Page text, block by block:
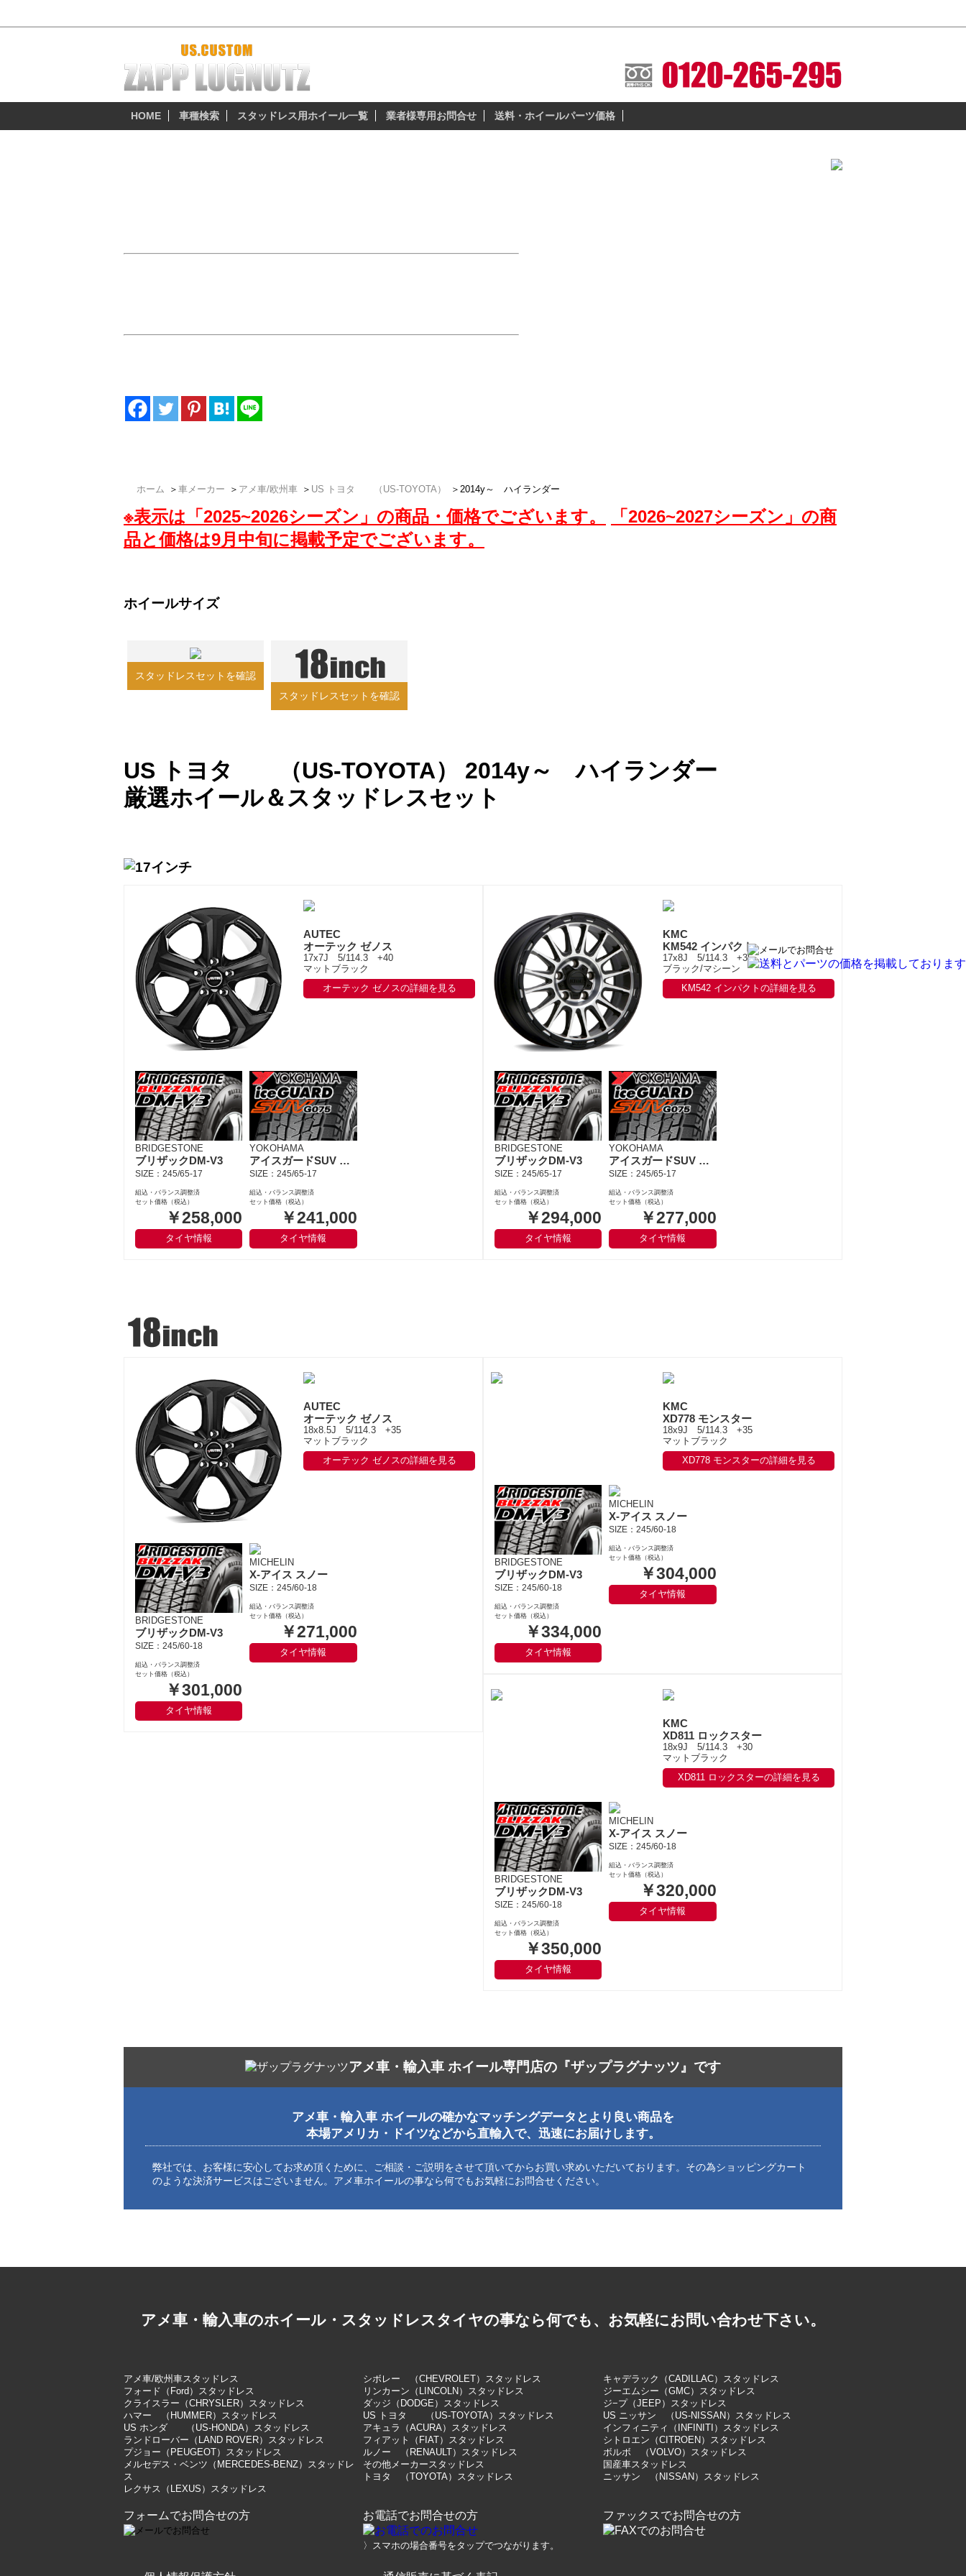
HOME 車種検索 スタッドレス用ホイール一覧 業者様専用お問合せ 送料・ホイールパーツ価格
ホーム ＞ 車メーカー ＞ アメ車/欧州車 ＞ US トヨタ （US-TOYOTA） ＞ 2014y～ ハイランダー
※表示は「2025~2026シーズン」の商品・価格でございます。
「2026~2027シーズン」の商
品と価格は9月中旬に掲載予定でございます。
ホイールサイズ
スタッドレスセットを確認
スタッドレスセットを確認
US トヨタ （US-TOYOTA） 2014y～ ハイランダー
厳選ホイール＆スタッドレスセット
AUTEC
オーテック ゼノス
17x7J 5/114.3 +40
マットブラック
オーテック ゼノスの詳細を見る
BRIDGESTONE
ブリザックDM-V3
SIZE：245/65-17
組込・バランス調整済
セット価格（税込）
￥258,000
タイヤ情報
YOKOHAMA
アイスガードSUV G075
SIZE：245/65-17
組込・バランス調整済
セット価格（税込）
￥241,000
タイヤ情報
KMC
KM542 インパクト
17x8J 5/114.3 +35
ブラック/マシーン
KM542 インパクトの詳細を見る
BRIDGESTONE
ブリザックDM-V3
SIZE：245/65-17
組込・バランス調整済
セット価格（税込）
￥294,000
タイヤ情報
YOKOHAMA
アイスガードSUV G075
SIZE：245/65-17
組込・バランス調整済
セット価格（税込）
￥277,000
タイヤ情報
AUTEC
オーテック ゼノス
18x8.5J 5/114.3 +35
マットブラック
オーテック ゼノスの詳細を見る
BRIDGESTONE
ブリザックDM-V3
SIZE：245/60-18
組込・バランス調整済
セット価格（税込）
￥301,000
タイヤ情報
MICHELIN
X-アイス スノー
SIZE：245/60-18
組込・バランス調整済
セット価格（税込）
￥271,000
タイヤ情報
KMC
XD778 モンスター
18x9J 5/114.3 +35
マットブラック
XD778 モンスターの詳細を見る
BRIDGESTONE
ブリザックDM-V3
SIZE：245/60-18
組込・バランス調整済
セット価格（税込）
￥334,000
タイヤ情報
MICHELIN
X-アイス スノー
SIZE：245/60-18
組込・バランス調整済
セット価格（税込）
￥304,000
タイヤ情報
KMC
XD811 ロックスター
18x9J 5/114.3 +30
マットブラック
XD811 ロックスターの詳細を見る
BRIDGESTONE
ブリザックDM-V3
SIZE：245/60-18
組込・バランス調整済
セット価格（税込）
￥350,000
タイヤ情報
MICHELIN
X-アイス スノー
SIZE：245/60-18
組込・バランス調整済
セット価格（税込）
￥320,000
タイヤ情報
アメ車・輸入車 ホイール専門店の『ザップラグナッツ』です
アメ車・輸入車 ホイールの確かなマッチングデータとより良い商品を
本場アメリカ・ドイツなどから直輸入で、迅速にお届けします。
弊社では、お客様に安心してお求め頂くために、ご相談・ご説明をさせて頂いてからお買い求めいただいております。その為ショッピングカート
のような決済サービスはございません。アメ車ホイールの事なら何でもお気軽にお問合せください。
アメ車・輸入車のホイール・スタッドレスタイヤの事なら何でも、お気軽にお問い合わせ下さい。
アメ車/欧州車スタッドレス シボレー （CHEVROLET）スタッドレス
キャデラック（CADILLAC）スタッドレス
フォード（Ford）スタッドレス
リンカーン（LINCOLN）スタッドレス
ジーエムシー（GMC）スタッドレス
クライスラー（CHRYSLER）スタッドレス
ダッジ（DODGE）スタッドレス
ジ−プ（JEEP）スタッドレス
ハマー （HUMMER）スタッドレス
US トヨタ （US-TOYOTA）スタッドレス
US ニッサン （US-NISSAN）スタッドレス
US ホンダ （US-HONDA）スタッドレス
アキュラ（ACURA）スタッドレス
インフィニティ（INFINITI）スタッドレス
ランドローバー（LAND ROVER）スタッドレス
フィアット（FIAT）スタッドレス
シトロエン（CITROEN）スタッドレス
プジョー（PEUGEOT）スタッドレス
ルノー （RENAULT）スタッドレス
ボルボ （VOLVO）スタッドレス
メルセデス・ベンツ（MERCEDES-BENZ）スタッドレ
ス
その他メーカースタッドレス
国産車スタッドレス
トヨタ （TOYOTA）スタッドレス
ニッサン （NISSAN）スタッドレス
レクサス（LEXUS）スタッドレス
フォームでお問合せの方 お電話でお問合せの方
〉スマホの場合番号をタップでつながります。
ファックスでお問合せの方